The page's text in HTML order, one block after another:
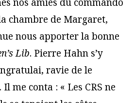
nos amies du commando
chambre de Margaret,
nous apporter la bonne
Lib. Pierre Hahn s’y
ravie de le
me conta : « Les CRS ne